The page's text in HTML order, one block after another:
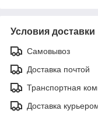
Условия доставки
Самовывоз
Доставка почтой
Транспортная
Доставка